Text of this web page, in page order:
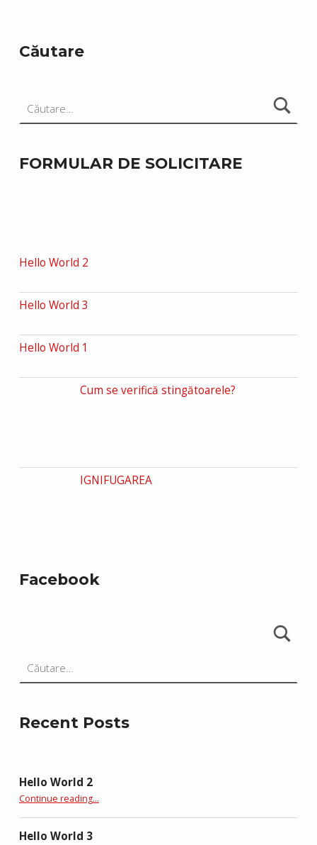
Căutare
FORMULAR DE SOLICITARE
Hello World 2
Hello World 3
Hello World 1
Cum se verifică stingătoarele?
IGNIFUGAREA
Facebook
Recent Posts
Hello World 2
Continue reading…
Hello World 3